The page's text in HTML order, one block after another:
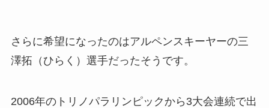
さらに希望になったのはアルペンスキーヤーの三
澤拓（ひらく）選手だったそうです。
2006年のトリノパラリンピックから3大会連続で出